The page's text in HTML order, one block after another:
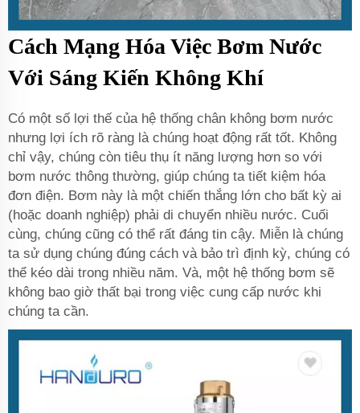
Cách Mạng Hóa Việc Bơm Nước
Với Sáng Kiến Không Khí
Có một số lợi thế của hệ thống chân không bơm nước
nhưng lợi ích rõ ràng là chúng hoạt động rất tốt. Không
chỉ vậy, chúng còn tiêu thụ ít năng lượng hơn so với
bơm nước thông thường, giúp chúng ta tiết kiệm hóa
đơn điện. Bơm này là một chiến thắng lớn cho bất kỳ ai
(hoặc doanh nghiệp) phải di chuyển nhiều nước. Cuối
cùng, chúng cũng có thể rất đáng tin cậy. Miễn là chúng
ta sử dụng chúng đúng cách và bảo trì định kỳ, chúng có
thể kéo dài trong nhiều năm. Và, một hệ thống bơm sẽ
không bao giờ thất bại trong việc cung cấp nước khi
chúng ta cần.